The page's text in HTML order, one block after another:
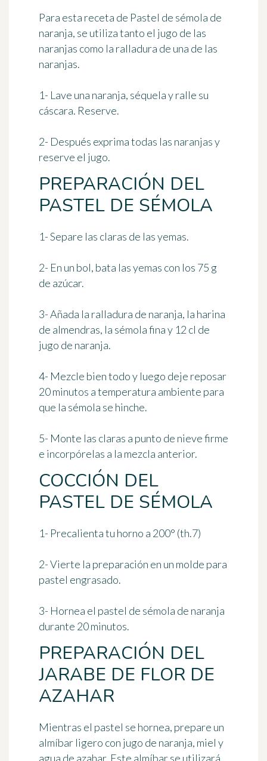
Para esta receta de Pastel de sémola de
naranja, se utiliza tanto el jugo de las
naranjas como la ralladura de una de las
naranjas.
1- Lave una naranja, séquela y ralle su
cáscara. Reserve.
2- Después exprima todas las naranjas y
reserve el jugo.
PREPARACIÓN DEL
PASTEL DE SÉMOLA
1- Separe las claras de las yemas.
2- En un bol, bata las yemas con los 75 g
de azúcar.
3- Añada la ralladura de naranja, la harina
de almendras, la sémola fina y 12 cl de
jugo de naranja.
4- Mezcle bien todo y luego deje reposar
20 minutos a temperatura ambiente para
que la sémola se hinche.
5- Monte las claras a punto de nieve firme
e incorpórelas a la mezcla anterior.
COCCIÓN DEL
PASTEL DE SÉMOLA
1- Precalienta tu horno a 200° (th.7)
2- Vierte la preparación en un molde para
pastel engrasado.
3- Hornea el pastel de sémola de naranja
durante 20 minutos.
PREPARACIÓN DEL
JARABE DE FLOR DE
AZAHAR
Mientras el pastel se hornea, prepare un
almíbar ligero con jugo de naranja, miel y
agua de azahar. Este almíbar se utilizará